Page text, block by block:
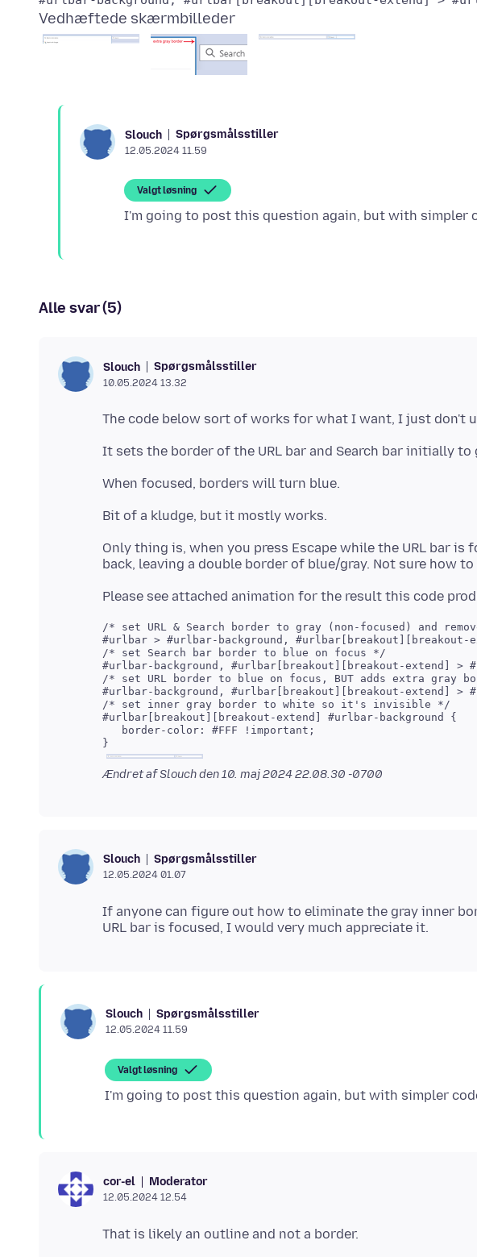
Vedhæftede skærmbilleder
Slouch Spørgsmålsstiller
12.05.2024 11.59
Valgt løsning
Alle svar (5)
Slouch Spørgsmålsstiller
10.05.2024 13.32
Only thing is, when you press Escape while the URL bar is
/* set URL & Search border to gray (non-focused) and
/* set Search bar border to blue on focus */
/* set URL border to blue on focus, BUT adds extra gray
/* set inner gray border to white so it's invisible */
#urlbar[breakout][breakout-extend] #urlbar-background {
   border-color: #FFF !important;
Ændret af Slouch den10. maj 2024 22.08.30 -0700
Slouch Spørgsmålsstiller
12.05.2024 01.07
If anyone can figure out how to eliminate the gray inner
Slouch Spørgsmålsstiller
12.05.2024 11.59
Valgt løsning
cor-el Moderator
12.05.2024 12.54